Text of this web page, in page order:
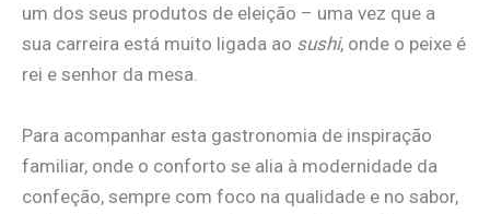
um dos seus produtos de eleição – uma vez que a
sua carreira está muito ligada ao sushi, onde o peixe é
rei e senhor da mesa.
Para acompanhar esta gastronomia de inspiração
familiar, onde o conforto se alia à modernidade da
confeção, sempre com foco na qualidade e no sabor,